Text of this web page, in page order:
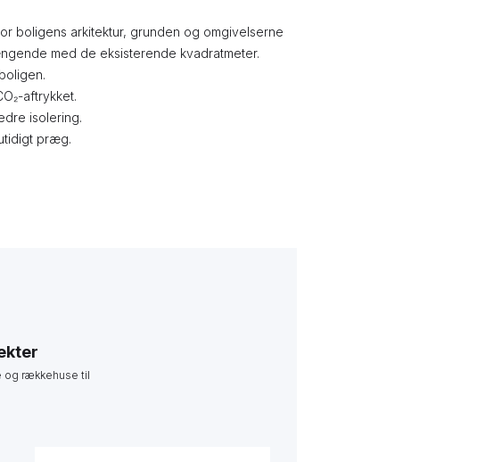
boligens arkitektur, grunden og omgivelserne
med de eksisterende kvadratmeter.
aftrykket.
isolering.
præg.
og rækkehuse til